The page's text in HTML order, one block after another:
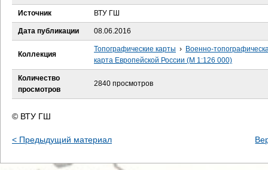
ь
Источник ВТУ ГШ
Дата публикации 08.06.2016
Коллекция
Топографические карты › Военно-
карта Европейской России (М 1:126 000)
Количество
просмотров
2840 просмотров
© ВТУ ГШ
< Предыдущий материал